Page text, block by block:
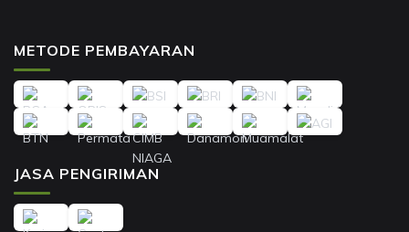
METODE PEMBAYARAN
JASA PENGIRIMAN